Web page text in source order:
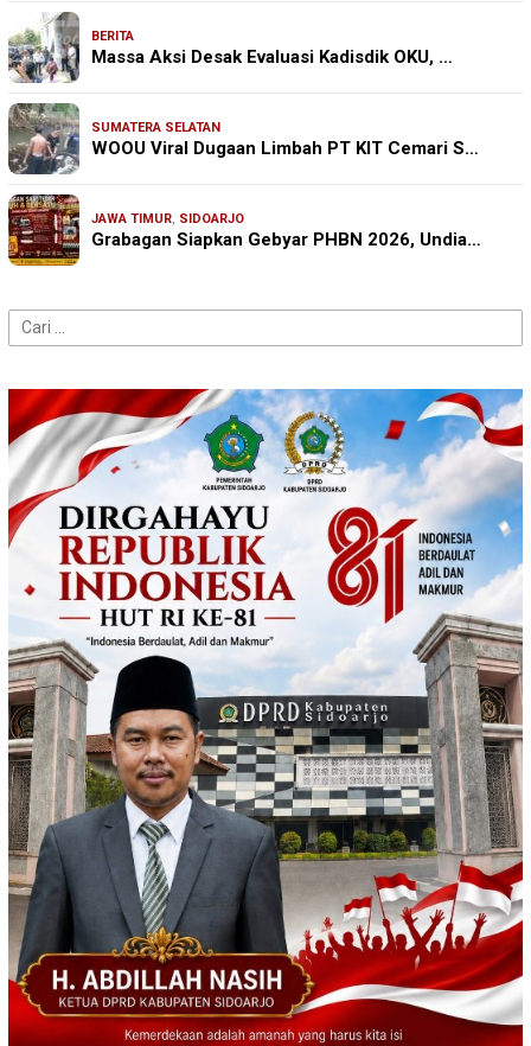
BERITA
Massa Aksi Desak Evaluasi Kadisdik OKU, …
SUMATERA SELATAN
WOOU Viral Dugaan Limbah PT KIT Cemari S…
JAWA TIMUR, SIDOARJO
Grabagan Siapkan Gebyar PHBN 2026, Undia…
Cari
untuk: